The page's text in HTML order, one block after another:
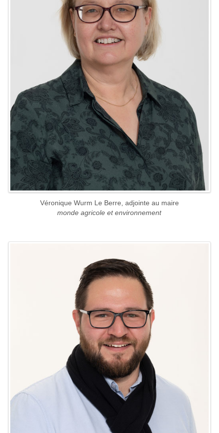
Véronique Wurm Le Berre, adjointe au maire
monde agricole et environnement